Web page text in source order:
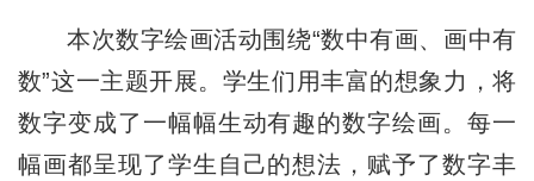
本次数字绘画活动围绕“数中有画、画中有
数”这一主题开展。学生们用丰富的想象力，将
数字变成了一幅幅生动有趣的数字绘画。每一
幅画都呈现了学生自己的想法，赋予了数字丰